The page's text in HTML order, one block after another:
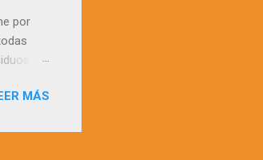
por
el
MÁS